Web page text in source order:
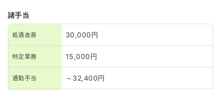
諸手当
処遇改善 30,000円
特定業務 15,000円
通勤手当 ～32,400円